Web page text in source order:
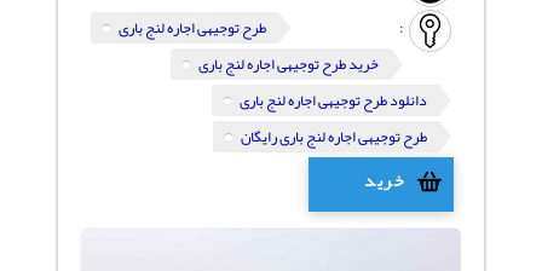
:
طرح توجیهی اجاره لنج باری
خرید طرح توجیهی اجاره لنج باری
دانلود طرح توجیهی اجاره لنج باری
طرح توجیهی اجاره لنج باری رایگان
خرید